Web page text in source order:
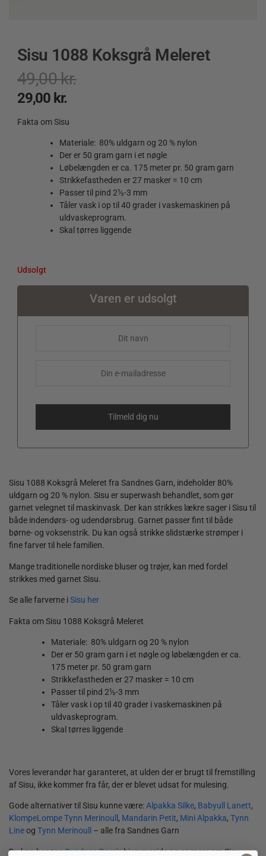
Sisu 1088 Koksgrå Meleret
49,00kr.
29,00 kr.
Fakta om Sisu
Materiale: 80% uldgarn og 20 % nylon
Der er 50 gram garn i et nøgle
Løbelængden er ca. 175 meter pr. 50 gram garn
Strikkefastheden er 27 masker = 10 cm
Passer til pind 2½-3 mm
Tåler vask i op til 40 grader i vaskemaskinen på
uldvaskeprogram.
Skal tørres liggende
Udsolgt
Varen er udsolgt
Sisu 1088 Koksgrå Meleret fra Sandnes Garn, indeholder 80%
uldgarn og 20 % nylon. Sisu er superwash behandlet, som gør
garnet velegnet til maskinvask. Der kan strikkes lækre sager i Sisu til
både indendørs- og udendørsbrug. Garnet passer fint til både
børne- og voksenstrik. Du kan også strikke slidstærke strømper i
fine farver til hele familien.
Mange traditionelle nordiske bluser og trøjer, kan med fordel
strikkes med garnet Sisu.
Se alle farverne iSisu her
Fakta om Sisu 1088 Koksgrå Meleret
Materiale: 80% uldgarn og 20 % nylon
Der er 50 gram garn i et nøgle og løbelængden er ca.
175 meter pr. 50 gram garn
Strikkefastheden er 27 masker = 10 cm
Passer til pind 2½-3 mm
Tåler vask i op til 40 grader i vaskemaskinen på
uldvaskeprogram.
Skal tørres liggende
Vores leverandør har garanteret, at ulden der er brugt til fremstilling
af Sisu, ikke kommer fra får, der er blevet udsat for mulesing.
Gode alternativer til Sisu kunne være: Alpakka Silke, Babyull Lanett,
KlompeLompe Tynn Merinoull , Mandarin Petit, Mini Alpakka, Tynn
Lineog Tynn Merinoull – alle fra Sandnes Garn
Du kan besøgeSandnes Garn’shjemmeside og se mere om Sisu